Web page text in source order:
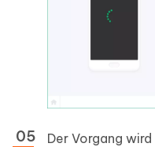
Der Vorgang